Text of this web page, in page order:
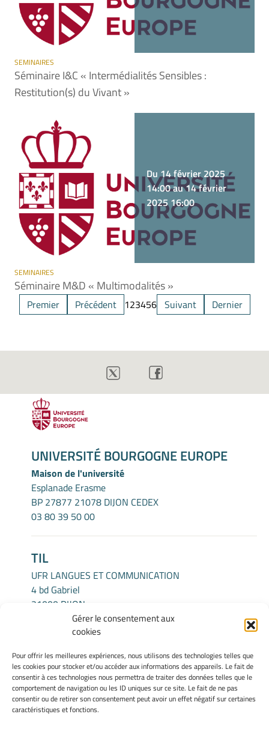
Gérer le consentement aux
cookies
Pour offrir les meilleures expériences, nous utilisons des technologies telles que
les cookies pour stocker et/ou accéder aux informations des appareils. Le fait de
consentir à ces technologies nous permettra de traiter des données telles que le
comportement de navigation ou les ID uniques sur ce site. Le fait de ne pas
consentir ou de retirer son consentement peut avoir un effet négatif sur certaines
caractéristiques et fonctions.
SEMINAIRES
Séminaire I&C « Intermédialités Sensibles :
Restitution(s) du Vivant »
Du 14 février 2025
14:00 au 14 février
2025 16:00
SEMINAIRES
Séminaire M&D « Multimodalités »
Premier Précédent 123456 Suivant Dernier
UNIVERSITÉ BOURGOGNE EUROPE
Maison de l'université
Esplanade Erasme
BP 27877 21078 DIJON CEDEX
03 80 39 50 00
TIL
UFR LANGUES ET COMMUNICATION
4 bd Gabriel
21000 DIJON
Mentions légales
Gérer mes cookies
Politique de cookies
Déclaration de confidentialité